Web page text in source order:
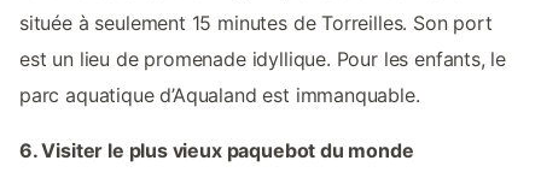
située à seulement 15 minutes de Torreilles. Son port
est un lieu de promenade idyllique. Pour les enfants, le
parc aquatique d’Aqualand est immanquable.
6. Visiter le plus vieux paquebot du monde